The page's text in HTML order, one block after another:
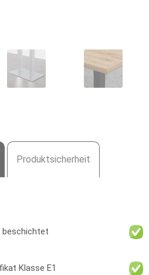
Produktsicherheit
beschichtet
Klasse E1